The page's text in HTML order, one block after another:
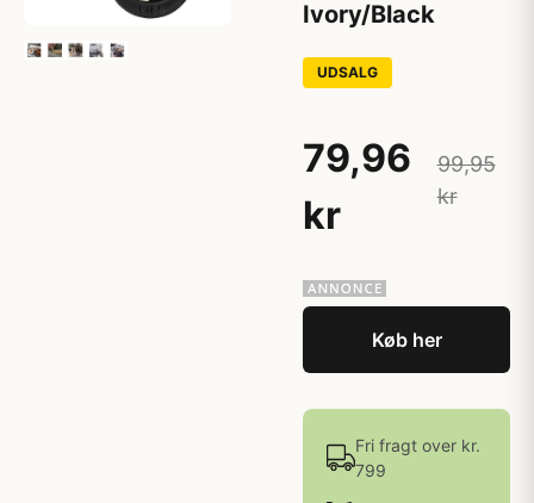
Ivory/Black
UDSALG
79,96
kr
99,95
kr
Køb her
Fri fragt over kr.
799